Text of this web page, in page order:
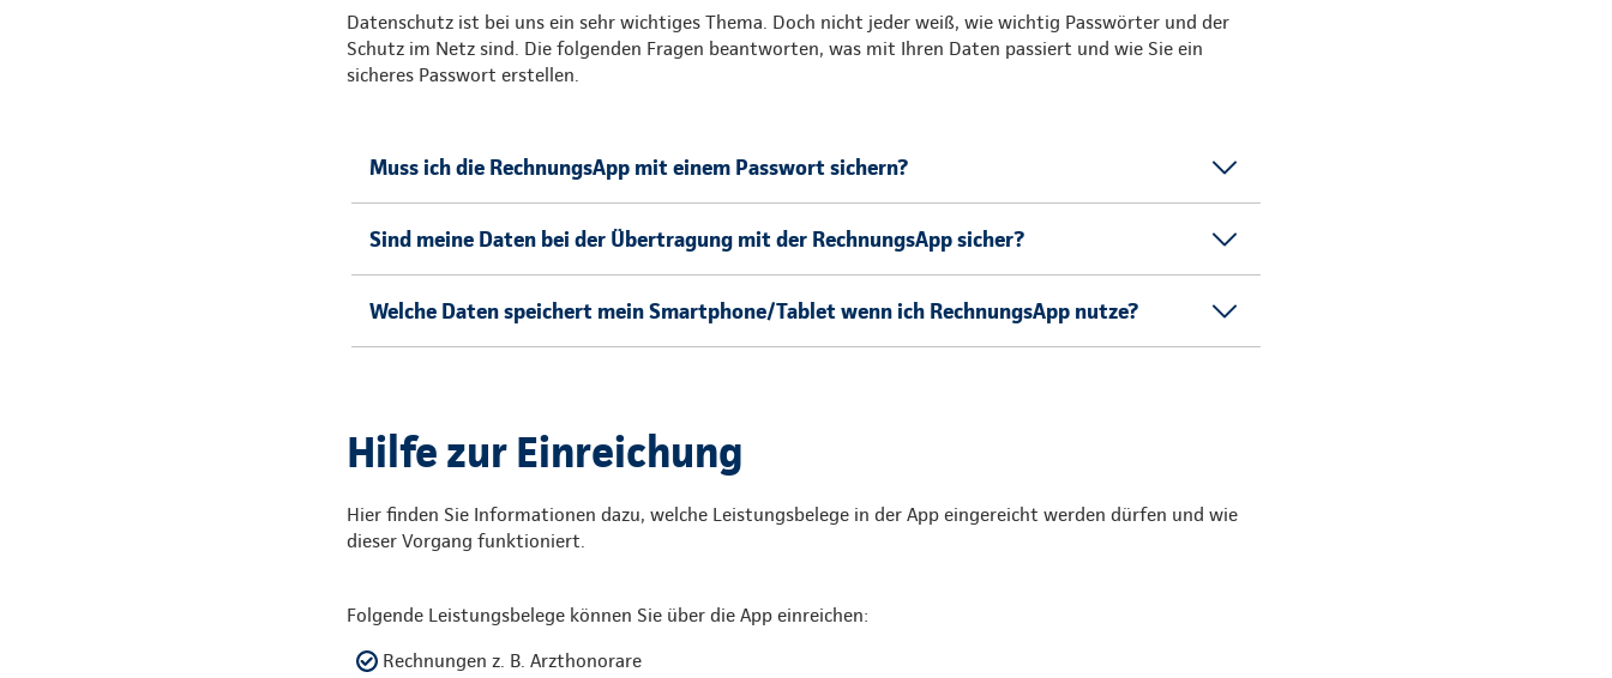
Datenschutz ist bei uns ein sehr wichtiges Thema. Doch nicht jeder weiß, wie wichtig Passwörter und der
Schutz im Netz sind. Die folgenden Fragen beantworten, was mit Ihren Daten passiert und wie Sie ein
sicheres Passwort erstellen.
Muss ich die RechnungsApp mit einem Passwort sichern?
Sind meine Daten bei der Übertragung mit der RechnungsApp sicher?
Welche Daten speichert mein Smartphone/Tablet wenn ich RechnungsApp nutze?
Hilfe zur Einreichung
Hier finden Sie Informationen dazu, welche Leistungsbelege in der App eingereicht werden dürfen und wie
dieser Vorgang funktioniert.
Folgende Leistungsbelege können Sie über die App einreichen:
Rechnungen z. B. Arzthonorare